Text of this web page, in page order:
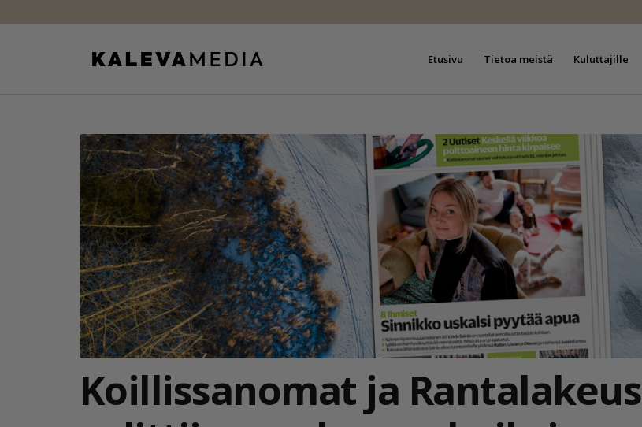
Etusivu Tietoa meistä Kuluttajille
Koillissanomat ja Rantalakeus